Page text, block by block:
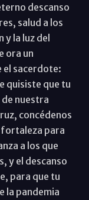
descanso
salud a los
y la luz del
ora un
el sacerdote:
quisiste que tu
nuestra
concédenos
para
a los que
y el descanso
para que tu
la pandemia